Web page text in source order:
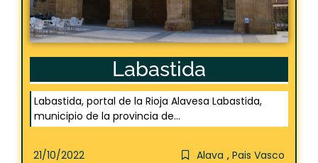
Labastida
Labastida, portal de la Rioja Alavesa Labastida,
municipio de la provincia de...
21/10/2022 Alava , Pais Vasco